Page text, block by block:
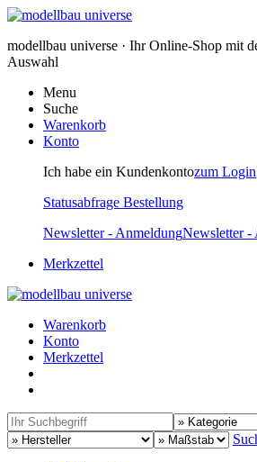
modellbau universe · Ihr Online-Shop mit
Auswahl
Menu
Suche
Warenkorb
Konto
Ich habe ein Kundenkontozum Login
Statusabfrage Bestellung
Newsletter - AnmeldungNewsletter -
Merkzettel
Warenkorb
Konto
Merkzettel